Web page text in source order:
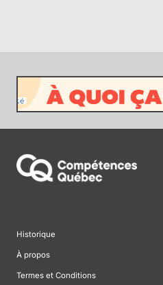
Historique
À propos
Termes et Conditions